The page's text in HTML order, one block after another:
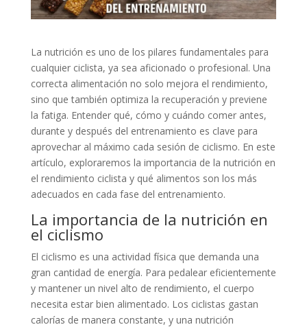
La nutrición es uno de los pilares fundamentales para
cualquier ciclista, ya sea aficionado o profesional. Una
correcta alimentación no solo mejora el rendimiento,
sino que también optimiza la recuperación y previene
la fatiga. Entender qué, cómo y cuándo comer antes,
durante y después del entrenamiento es clave para
aprovechar al máximo cada sesión de ciclismo. En este
artículo, exploraremos la importancia de la nutrición en
el rendimiento ciclista y qué alimentos son los más
adecuados en cada fase del entrenamiento.
La importancia de la nutrición en
el ciclismo
El ciclismo es una actividad física que demanda una
gran cantidad de energía. Para pedalear eficientemente
y mantener un nivel alto de rendimiento, el cuerpo
necesita estar bien alimentado. Los ciclistas gastan
calorías de manera constante, y una nutrición